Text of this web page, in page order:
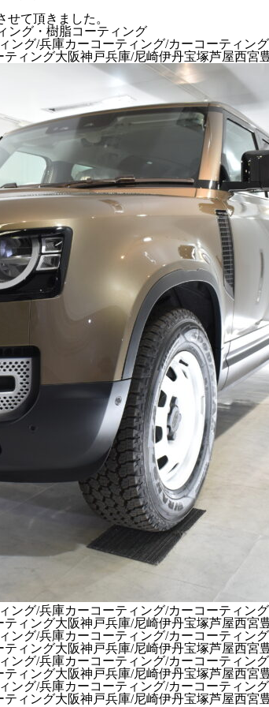
て頂きました。
ング・樹脂コーティング